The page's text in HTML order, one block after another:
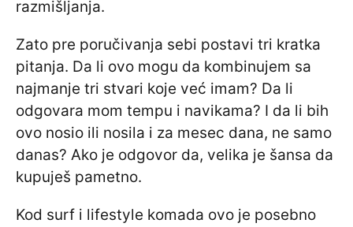
razmišljanja.
Zato pre poručivanja sebi postavi tri kratka
pitanja. Da li ovo mogu da kombinujem sa
najmanje tri stvari koje već imam? Da li
odgovara mom tempu i navikama? I da li bih
ovo nosio ili nosila i za mesec dana, ne samo
danas? Ako je odgovor da, velika je šansa da
kupuješ pametno.
Kod surf i lifestyle komada ovo je posebno